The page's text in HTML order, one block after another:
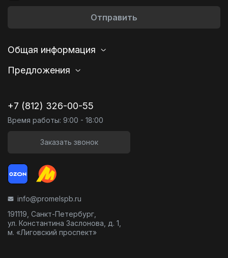
Отправить
Общая информация
Предложения
+7 (812) 326-00-55
Время работы: 9:00 - 18:00
Заказать звонок
info@promelspb.ru
191119, Санкт-Петербург,
ул. Константина Заслонова, д. 1,
м. «Лиговский проспект»